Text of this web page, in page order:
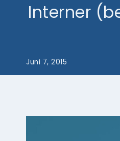
Interner
Juni 7, 2015